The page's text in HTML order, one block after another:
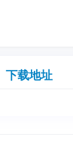
下载地址